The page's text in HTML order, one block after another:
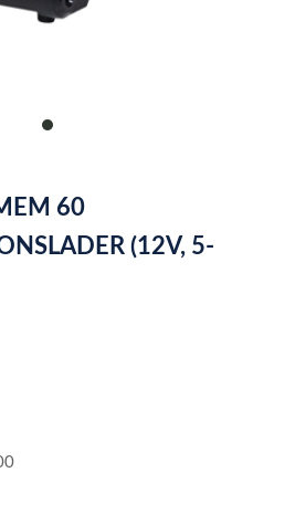
item
60
(12V, 5-